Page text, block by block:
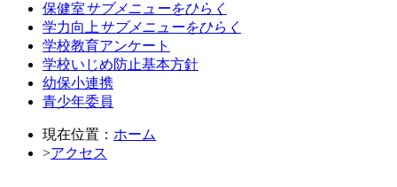
保健室サブメニューをひらく
学力向上 サブメニューをひらく
学校教育アンケート
学校いじめ防止基本方針
幼保小連携
青少年委員
現在位置： ホーム
>アクセス